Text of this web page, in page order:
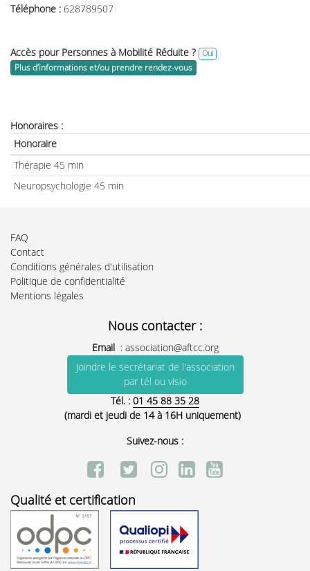
Téléphone : 628789507
Accès pour Personnes à Mobilité Réduite ? Oui
Plus d’informations et/ou prendre rendez-vous
Honoraires :
Honoraire
Thérapie 45 min
Neuropsychologie 45 min
FAQ
Contact
Conditions générales d'utilisation
Politique de confidentialité
Mentions légales
Nous contacter :
Email : association@aftcc.org
Joindre le secrétariat de l'association
par tél ou visio
Tél. : 01 45 88 35 28
(mardi et jeudi de 14 à 16H uniquement)
Suivez-nous :
Qualité et certification